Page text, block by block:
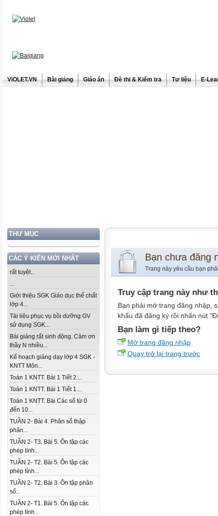
ViOLET.VN Bài giảng Giáo án Đề thi & Kiểm tra Tư liệu E-
THƯ MỤC
CÁC Ý KIẾN MỚI NHẤT
rất tuyệt...
...
Giới thiệu SGK Giáo dục thể chất
lớp 4...
Tài liệu phục vụ bồi dưỡng GV
sử dụng SGK...
Bài giảng rất sinh động. Cảm ơn
thầy N nhiều...
Kế hoạch giảng dạy lớp 4 SGK -
KNTT Môn...
Toán 1 KNTT. Bài 1 Tiết 2....
Toán 1 KNTT. Bài 1 Tiết 1....
Toán 1 KNTT. Bài Các số từ 0
đến 10...
TUẦN 2- Bài 4. Phân số thập
phân...
TUẦN 2- T3. Bài 5. Ôn tập các
phép tính...
TUẦN 2- T2. Bài 5. Ôn tập các
phép tính...
TUẦN 2- T2. Bài 3. Ôn tập phân
số...
TUẦN 2- T1. Bài 5. Ôn tập các
phép tính...
Bạn chưa đăng
Trang này yêu cầu bạn
Truy cập trang này như
Bạn phải mở trang đăng nhập,
khẩu đã đăng ký rồi nhấn nút
Bạn làm gì tiếp theo?
Mở trang đăng nhập
Quay trở lại trang trước